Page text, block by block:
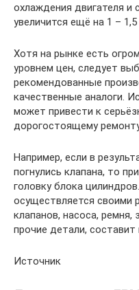
охлаждения двигателя и
увеличится ещё на 1 –
Хотя на рынке есть
уровнем цен, следует
рекомендованные
качественные аналоги.
может привести к
дорогостоящему
Например, если в
погнулись клапана, то
головку блока
осуществляется своими
клапанов, насоса, ремня,
прочие детали, составит
Источник